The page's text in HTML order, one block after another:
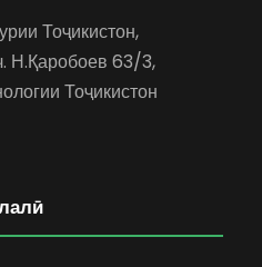
Тоҷикистон,
Н.Қаробоев 63/3,
Тоҷикистон